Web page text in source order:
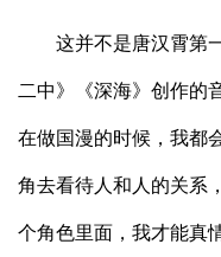
这并不是唐汉霄第一
二中》《深海》创作的
在做国漫的时候，我都
角去看待人和人的关系
个角色里面，我才能真